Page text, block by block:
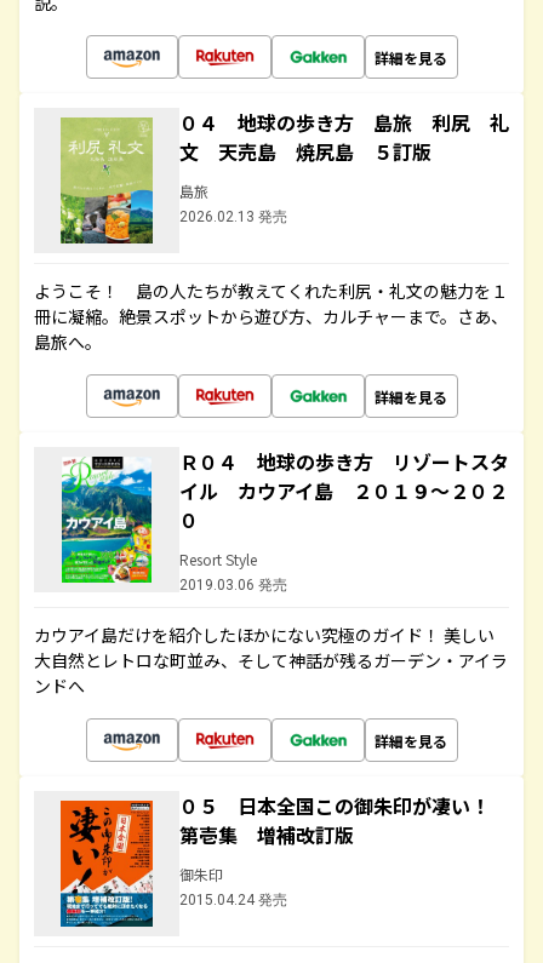
詳細を見る
０４ 地球の歩き方 島旅 利尻 礼
文 天売島 焼尻島 ５訂版
島旅
2026.02.13 発売
ようこそ！ 島の人たちが教えてくれた利尻・礼文の魅力を１
冊に凝縮。絶景スポットから遊び方、カルチャーまで。さあ、
島旅へ。
詳細を見る
Ｒ０４ 地球の歩き方 リゾートスタ
イル カウアイ島 ２０１９～２０２
０
Resort Style
2019.03.06 発売
カウアイ島だけを紹介したほかにない究極のガイド！ 美しい
大自然とレトロな町並み、そして神話が残るガーデン・アイラ
ンドへ
詳細を見る
０５ 日本全国この御朱印が凄い！
第壱集 増補改訂版
御朱印
2015.04.24 発売